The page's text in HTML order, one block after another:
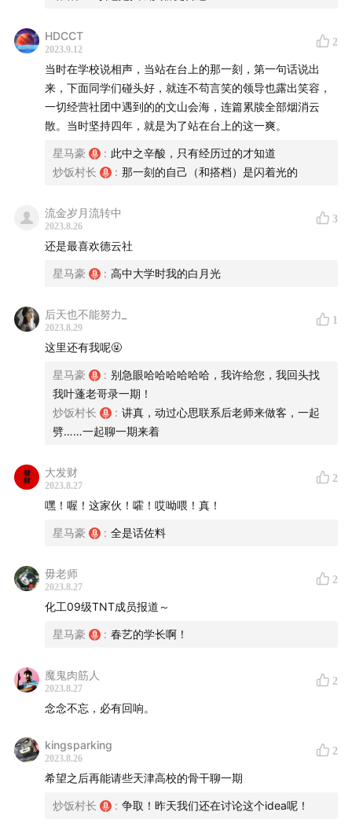
— — — — — — — —
【本期摘要】
提问嘉宾：你是怎么接触到高校相声圈子的？
2010-2014：北京高校相声的黄金一代
那些年，相声闪耀的新星与蓬勃发展的高校相声时
间点契合
36:24 全职工作or业余爱好？德云社or其他！
“够不到的名角儿”与“能学艺的老师”。
61:12 高校相声永远是我们的根
— — — — — — — —
主播：星马豪、村长
嘉宾：李春艺、张云霁
文案创作及审校：星马豪、村长
音视频制作：村长、柯南
封面设计：村长
HDCCT
2023.9.12
2
当时在学校说相声，当站在台上的那一刻，第一句话说出
来，下面同学们碰头好，就连不苟言笑的领导也露出笑容，
一切经营社团中遇到的的文山会海，连篇累牍全部烟消云
散。当时坚持四年，就是为了站在台上的这一爽。
星马豪 : 此中之辛酸，只有经历过的才知道
炒饭村长
: 那一刻的自己（和搭档）是闪着光的
流金岁月流转中
2023.8.26
3
还是最喜欢德云社
星马豪 : 高中大学时我的白月光
后天也不能努力_
2023.8.29
1
这里还有我呢🤬
星马豪 : 别急眼哈哈哈哈哈哈，我许给您，我回头找
我叶蓬老哥录一期！
炒饭村长
: 讲真，动过心思联系后老师来做客，一起
劈……一起聊一期来着
大发财
2023.8.27
2
嘿！喔！这家伙！嚯！哎呦喂！真！
星马豪 : 全是话佐料
毋老师
2023.8.27
2
化工09级TNT成员报道～
星马豪 : 春艺的学长啊！
魔鬼肉筋人
2023.8.27
2
念念不忘，必有回响。
kingsparking
2023.8.26
2
希望之后再能请些天津高校的骨干聊一期
炒饭村长 : 争取！昨天我们还在讨论这个idea呢！